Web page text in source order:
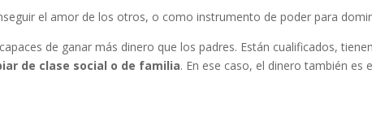
el amor de los otros, o como instrumento de poder para
de ganar más dinero que los padres. Están cualificados,
de clase social o de familia. En ese caso, el dinero también es